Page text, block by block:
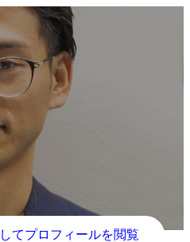
てプロフィールを閲覧